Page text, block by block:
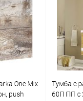
One Mix
push
Тумба с
60П ПП с